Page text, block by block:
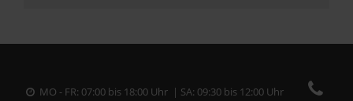
MO - FR: 07:00 bis 18:00 Uhr | SA: 09:30 bis 12:00 Uhr